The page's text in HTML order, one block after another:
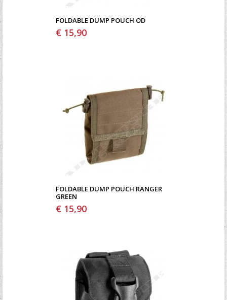
FOLDABLE DUMP POUCH OD
€ 15,90
FOLDABLE DUMP POUCH RANGER
GREEN
€ 15,90